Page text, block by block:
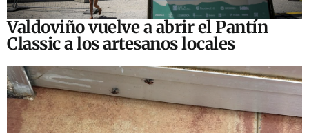
Valdoviño vuelve a abrir el Pantín
Classic a los artesanos locales